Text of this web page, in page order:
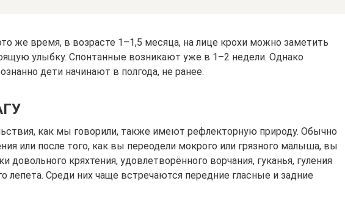
же время, в возрасте 1–1,5 месяца, на лице крохи можно заметить
улыбку. Спонтанные возникают уже в 1–2 недели. Однако
дети начинают в полгода, не ранее.
как мы говорили, также имеют рефлекторную природу. Обычно
или после того, как вы переодели мокрого или грязного малыша, вы
довольного кряхтения, удовлетворённого ворчания, гуканья, гуления
лепета. Среди них чаще встречаются передние гласные и задние